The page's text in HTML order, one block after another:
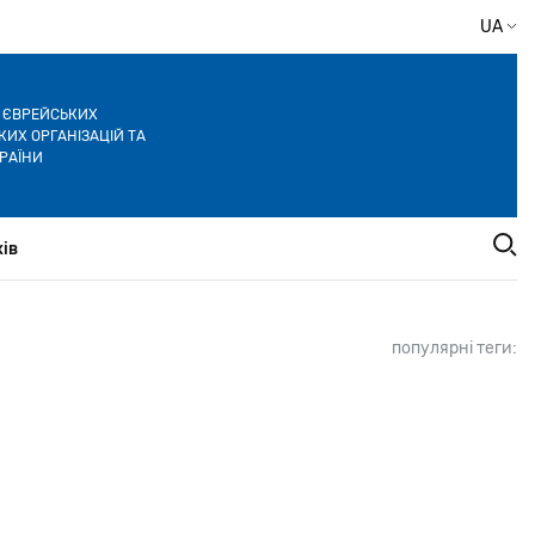
UA
ЄВРЕЙСЬКИХ
ОРГАНІЗАЦІЙ ТА
популярні теги: